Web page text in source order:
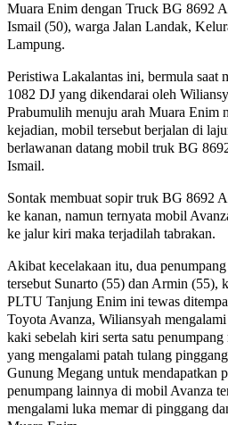
Muara Enim dengan Truck BG 8692
Ismail (50), warga Jalan Landak,
Lampung.
Peristiwa Lakalantas ini, bermula saat
1082 DJ yang dikendarai oleh
Prabumulih menuju arah Muara Enim
kejadian, mobil tersebut berjalan di
berlawanan datang mobil truk BG
Ismail.
Sontak membuat sopir truk BG 8692
ke kanan, namun ternyata mobil
ke jalur kiri maka terjadilah tabrakan.
Akibat kecelakaan itu, dua
tersebut Sunarto (55) dan Armin (55),
PLTU Tanjung Enim ini tewas
Toyota Avanza, Wiliansyah
kaki sebelah kiri serta satu
yang mengalami patah tulang
Gunung Megang untuk mendapatkan
penumpang lainnya di mobil Avanza
mengalami luka memar di pinggang